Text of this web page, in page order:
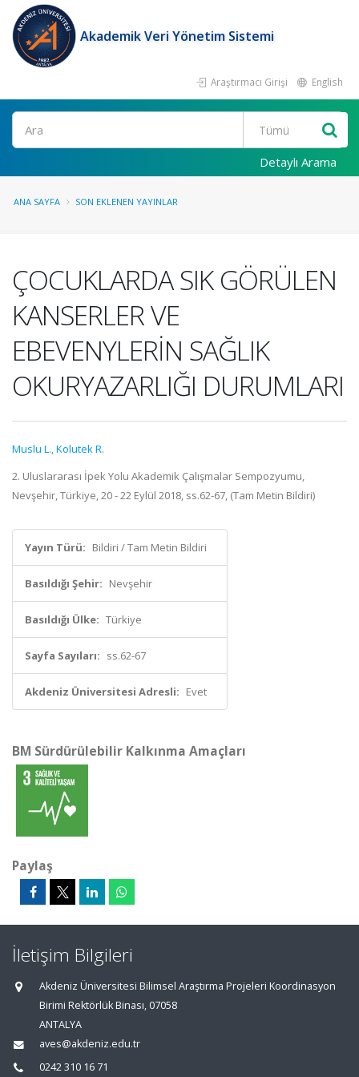
Akademik Veri Yönetim Sistemi
Araştırmacı Girişi English
Ara
Detaylı Arama
ANA SAYFA SON EKLENEN YAYINLAR
ÇOCUKLARDA SIK GÖRÜLEN
KANSERLER VE
EBEVENYLERİN SAĞLIK
OKURYAZARLIĞI DURUMLARI
Muslu L.,Kolutek R.
2. Uluslararası İpek Yolu Akademik Çalışmalar Sempozyumu,
Nevşehir, Türkiye, 20 - 22 Eylül 2018, ss.62-67, (Tam Metin Bildiri)
Yayın Türü: Bildiri / Tam Metin Bildiri
Basıldığı Şehir: Nevşehir
Basıldığı Ülke: Türkiye
Sayfa Sayıları: ss.62-67
Akdeniz Üniversitesi Adresli: Evet
BM Sürdürülebilir Kalkınma Amaçları
Paylaş
İletişim Bilgileri
Akdeniz Üniversitesi Bilimsel Araştırma Projeleri Koordinasyon
Birimi Rektörlük Binası, 07058
ANTALYA
aves@akdeniz.edu.tr
0242 310 16 71